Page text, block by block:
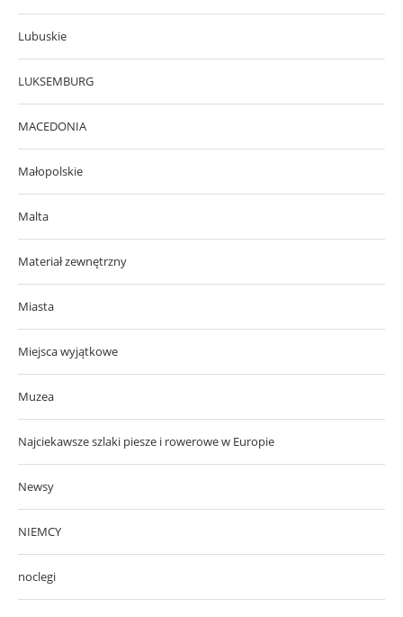
Lubuskie
LUKSEMBURG
MACEDONIA
Małopolskie
Malta
Materiał zewnętrzny
Miasta
Miejsca wyjątkowe
Muzea
Najciekawsze szlaki piesze i rowerowe w Europie
Newsy
NIEMCY
noclegi